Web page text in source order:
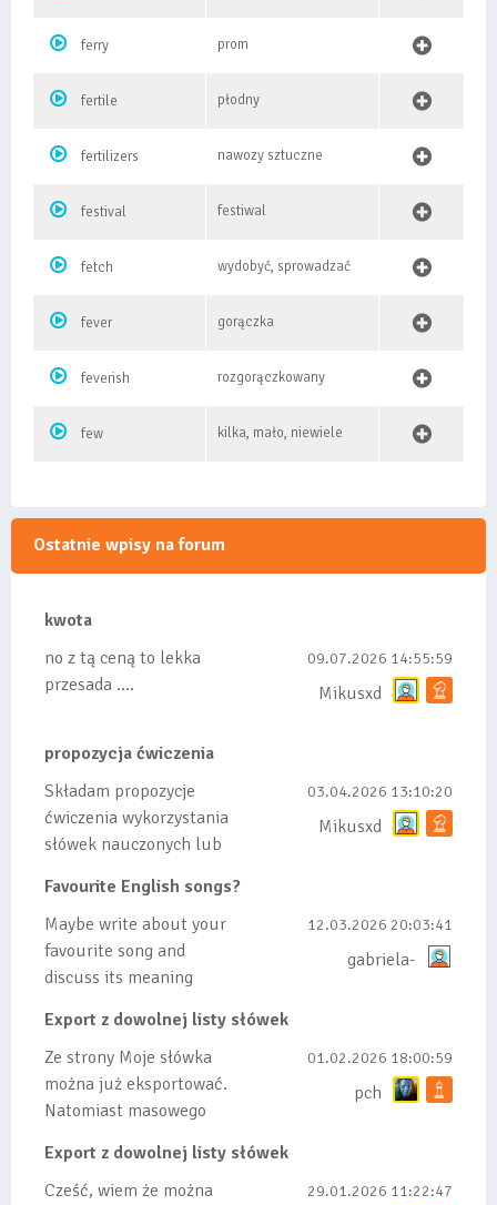
ferry prom
fertile płodny
fertilizers nawozy sztuczne
festival festiwal
fetch wydobyć, sprowadzać
fever gorączka
feverish rozgorączkowany
few kilka, mało, niewiele
Ostatnie wpisy na forum
kwota
no z tą ceną to lekka
przesada ....
09.07.2026 14:55:59
Mikusxd
propozycja ćwiczenia
Składam propozycje
ćwiczenia wykorzystania
słówek nauczonych lub
tez ze wszys...
03.04.2026 13:10:20
Mikusxd
Favourite English songs?
Maybe write about your
favourite song and
discuss its meaning
12.03.2026 20:03:41
gabriela-
Export z dowolnej listy słówek
Ze strony Moje słówka
można już eksportować.
Natomiast masowego
bo wiąże się...
01.02.2026 18:00:59
pch
Export z dowolnej listy słówek
Cześć, wiem że można
29.01.2026 11:22:47